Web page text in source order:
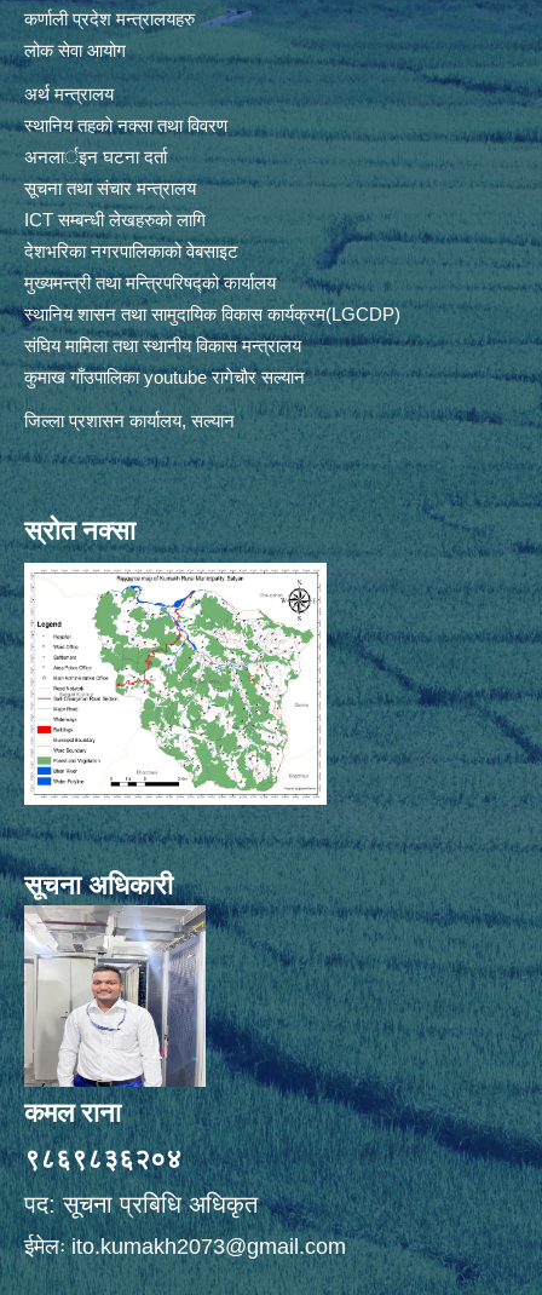
कर्णाली प्रदेश मन्त्रालयहरु
लोक सेवा आयोग
अर्थ मन्त्रालय
स्थानिय तहकाे नक्सा तथा विवरण
अनलार्इन घटना दर्ता
सूचना तथा संचार मन्त्रालय
ICT सम्बन्धी लेखहरुको लागि
देशभरिका नगरपालिकाको वेबसाइट
मुख्यमन्त्री तथा मन्त्रिपरिषद्को कार्यालय
स्थानिय शासन तथा सामुदायिक विकास कार्यक्रम(LGCDP)
संघिय मामिला तथा स्थानीय विकास मन्त्रालय
कुमाख गाँउपालिका youtube रागेचाैर सल्यान
जिल्ला प्रशासन कार्यालय, सल्यान
स्रोत नक्सा
सूचना अधिकारी
कमल राना
९८६९८३६२०४
पद: सूचना प्रबिधि अधिकृत
ईमेलःito.kumakh2073@gmail.com